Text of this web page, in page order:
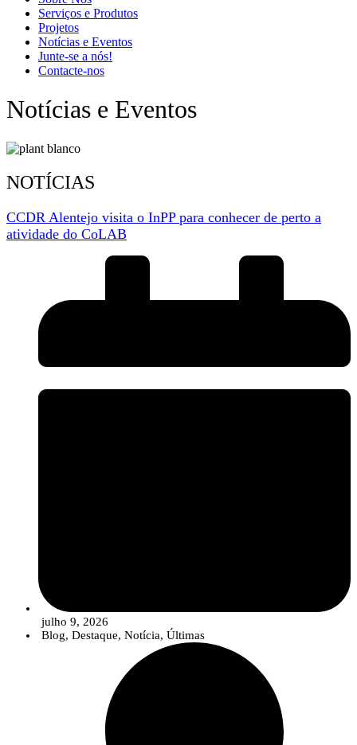
Serviços e Produtos
Projetos
Notícias e Eventos
Junte-se a nós!
Contacte-nos
Notícias e Eventos
NOTÍCIAS
CCDR Alentejo visita o InPP para conhecer de perto a
atividade do CoLAB
julho 9, 2026
Blog, Destaque, Notícia, Últimas